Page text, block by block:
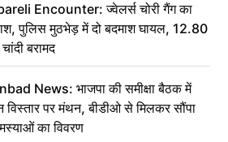
Encounter: ज्वेलर्स चोरी गैंग का
पुलिस मुठभेड़ में दो बदमाश घायल, 12.80
बरामद
News: भाजपा की समीक्षा बैठक में
विस्तार पर मंथन, बीडीओ से मिलकर सौंपा
का विवरण